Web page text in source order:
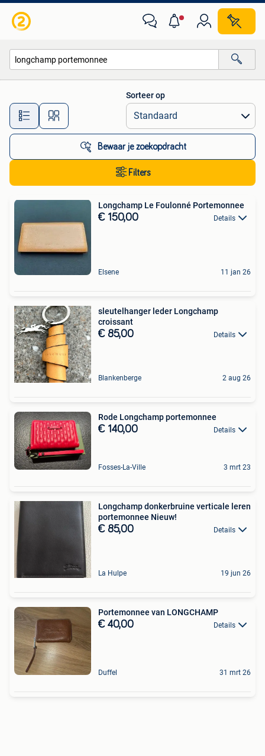
Alle afstanden…
Sorteer op
Bewaar je zoekopdracht
Filters
Longchamp Le Foulonné Portemonnee
€ 150,00 Details
Elsene 11 jan 26
sleutelhanger leder Longchamp
croissant
€ 85,00 Details
Blankenberge 2 aug 26
Rode Longchamp portemonnee
€ 140,00 Details
Fosses-La-Ville 3 mrt 23
Longchamp donkerbruine verticale leren
portemonnee Nieuw!
€ 85,00 Details
La Hulpe 19 jun 26
Portemonnee van LONGCHAMP
€ 40,00 Details
Duffel 31 mrt 26